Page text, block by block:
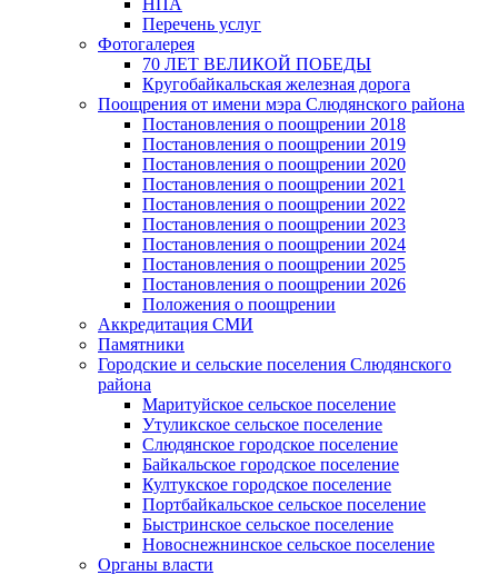
НПА
Перечень услуг
Фотогалерея
70 ЛЕТ ВЕЛИКОЙ ПОБЕДЫ
Кругобайкальская железная дорога
Поощрения от имени мэра Слюдянского района
Постановления о поощрении 2018
Постановления о поощрении 2019
Постановления о поощрении 2020
Постановления о поощрении 2021
Постановления о поощрении 2022
Постановления о поощрении 2023
Постановления о поощрении 2024
Постановления о поощрении 2025
Постановления о поощрении 2026
Положения о поощрении
Аккредитация СМИ
Памятники
Городские и сельские поселения Слюдянского
района
Маритуйское сельское поселение
Утуликское сельское поселение
Слюдянское городское поселение
Байкальское городское поселение
Култукское городское поселение
Портбайкальское сельское поселение
Быстринское сельское поселение
Новоснежнинское сельское поселение
Органы власти